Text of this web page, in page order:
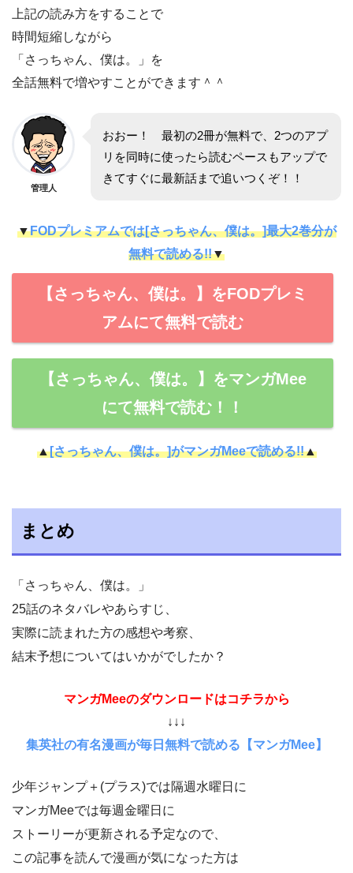
上記の読み方をすることで
時間短縮しながら
「さっちゃん、僕は。」を
全話無料で増やすことができます＾＾
管理人
おおー！ 最初の2冊が無料で、2つのアプ
リを同時に使ったら読むペースもアップで
きてすぐに最新話まで追いつくぞ！！
▼FODプレミアムでは[さっちゃん、僕は。]最大2巻分が
無料で読める!!▼
【さっちゃん、僕は。】をFODプレミ
アムにて無料で読む
【さっちゃん、僕は。】をマンガMee
にて無料で読む！！
▲[さっちゃん、僕は。]がマンガMeeで読める!!▲
まとめ
「さっちゃん、僕は。」
25話のネタバレやあらすじ、
実際に読まれた方の感想や考察、
結末予想についてはいかがでしたか？
マンガMeeのダウンロードはコチラから
↓↓↓
集英社の有名漫画が毎日無料で読める【マンガMee】
少年ジャンプ＋(プラス)では隔週水曜日に
マンガMeeでは毎週金曜日に
ストーリーが更新される予定なので、
この記事を読んで漫画が気になった方は